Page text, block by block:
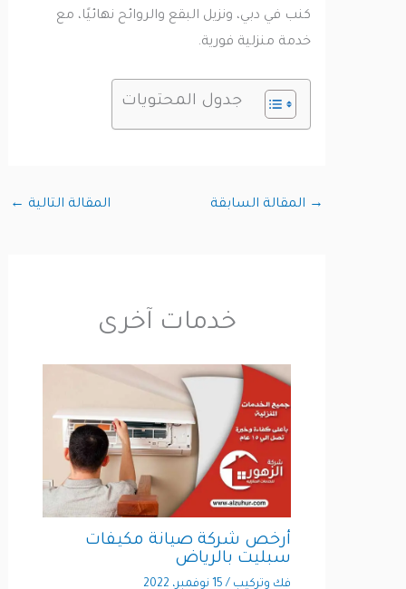
كنب في دبي، ونزيل البقع والروائح نهائيًا، مع
خدمة منزلية فورية.
جدول المحتويات
المقالة السابقة المقالة التالية←
خدمات آخرى
أرخص شركة صيانة مكيفات
سبليت بالرياض
فك وتركيب/15 نوفمبر، 2022